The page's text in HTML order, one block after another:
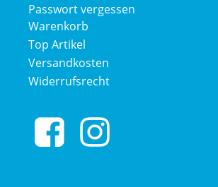
Passwort vergessen
Warenkorb
Top Artikel
Versandkosten
Widerrufsrecht